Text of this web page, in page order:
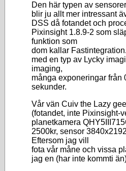
Den här typen av
blir ju allt mer intressant
DSS då fotandet och
Pixinsight 1.8.9-2 som
funktion som
dom kallar
med en typ av Lycky
imaging,
många exponeringar från
sekunder.
Vår vän Cuiv the Lazy
(fotandet, inte Pixinsight-
planetkamera
2500kr, sensor
Eftersom jag vill
fota vår måne och vissa
jag en (har inte kommti